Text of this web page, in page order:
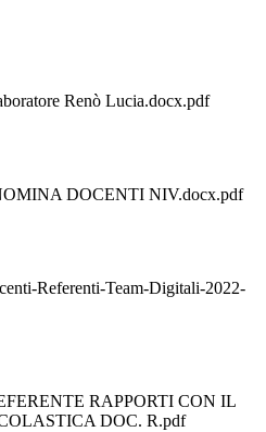
Renò Lucia.docx.pdf
DOCENTI NIV.docx.pdf
Referenti-Team-Digitali-2022-
RAPPORTI CON IL
DOC. R.pdf